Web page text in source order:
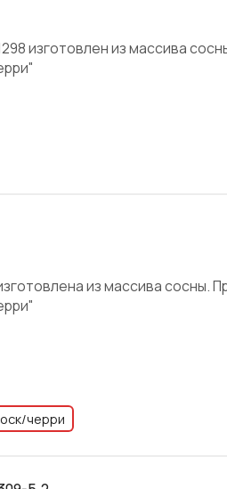
изготовлен из массива
из массива сосны.
черри